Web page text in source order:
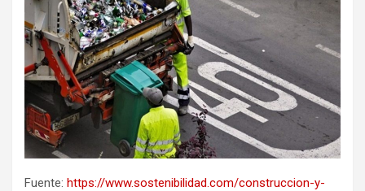
Fuente: https://www.sostenibilidad.com/construccion-y-